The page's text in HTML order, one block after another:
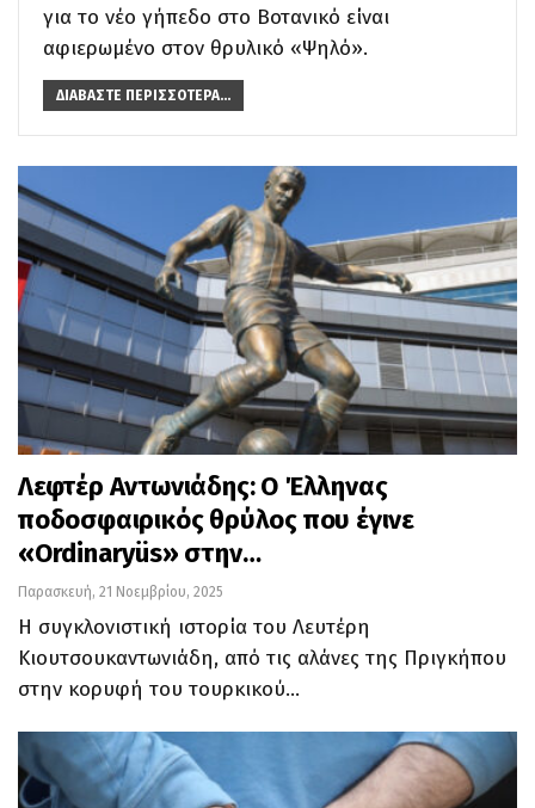
για το νέο γήπεδο στο Βοτανικό είναι
αφιερωμένο στον θρυλικό «Ψηλό».
ΔΙΑΒΆΣΤΕ ΠΕΡΙΣΣΌΤΕΡΑ...
Λεφτέρ Αντωνιάδης: Ο Έλληνας
ποδοσφαιρικός θρύλος που έγινε
«Ordinaryüs» στην…
Παρασκευή, 21 Νοεμβρίου, 2025
Η συγκλονιστική ιστορία του Λευτέρη
Κιουτσουκαντωνιάδη, από τις αλάνες της Πριγκήπου
στην κορυφή του τουρκικού…